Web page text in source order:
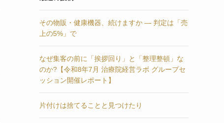
その物販・健康機器、続けますか — 判定は「売
上の5%」で
なぜ集客の前に「挨拶回り」と「整理整頓」な
のか?【令和8年7月 治療院経営ラボ グループセ
ッション開催レポート】
片付けは捨てることと見つけたり